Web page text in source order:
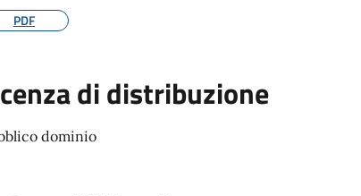
PDF
di distribuzione
dominio